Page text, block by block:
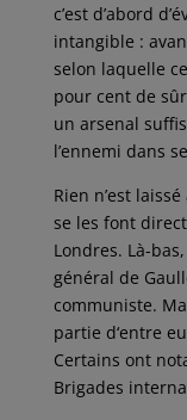
c’est d’abord
intangible :
selon laquelle
pour cent de
un arsenal
l’ennemi dans
Rien n’est
se les font
Londres. Là-
général de
communiste.
partie d‘entre
Certains ont
Brigades